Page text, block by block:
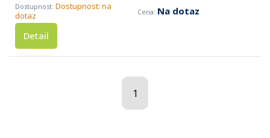
Dostupnost: na
dotaz
Na dotaz
Detail
1